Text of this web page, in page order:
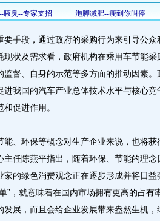
要手段，通过政府的采购行为来引导公
现状及需求看，政府机构在乘用车节能
监督、自身的示范等多方面的推动因素
进我国的汽车产业总体技术水平与核心
促进作用。
环保等概念对生产企业来说，也将获
主任陈燕平指出，随着环保、节能的理
家的绿色消费观念正在逐步形成并将日
”，就意味着在国内市场拥有更高的占有
发展，而且会给企业发展带来盎然生机